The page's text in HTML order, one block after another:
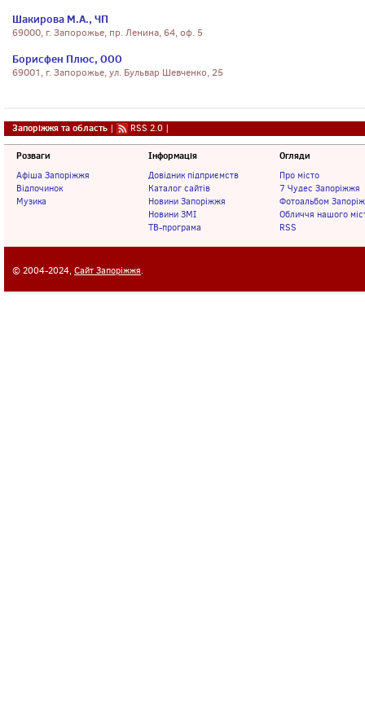
Шакирова М.А., ЧП
69000, г. Запорожье, пр. Ленина, 64, оф. 5
Борисфен Плюс, ООО
69001, г. Запорожье, ул. Бульвар Шевченко, 25
Запоріжжя та область | RSS 2.0 |
Розваги
Афіша Запоріжжя
Відпочинок
Музика
Інформація
Довідник підприємств
Каталог сайтів
Новини Запоріжжя
Новини ЗМІ
ТВ-програма
Огляди
Про місто
7 Чудес Запоріжжя
Фотоальбом
Обличчя нашого
RSS
© 2004-2024, Сайт Запоріжжя.